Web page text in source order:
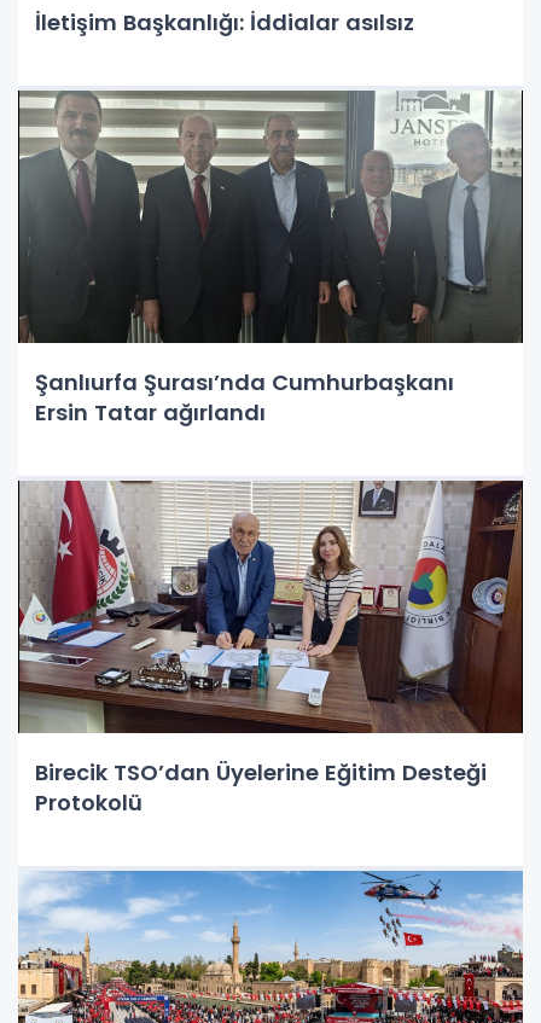
İletişim Başkanlığı: İddialar asılsız
Şanlıurfa Şurası’nda Cumhurbaşkanı
Ersin Tatar ağırlandı
Birecik TSO’dan Üyelerine Eğitim Desteği
Protokolü